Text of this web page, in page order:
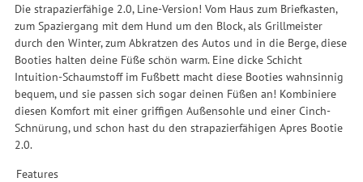
Die strapazierfähige 2.0, Line-Version! Vom Haus zum Briefkasten,
zum Spaziergang mit dem Hund um den Block, als Grillmeister
durch den Winter, zum Abkratzen des Autos und in die Berge, diese
Booties halten deine Füße schön warm. Eine dicke Schicht
Intuition-Schaumstoff im Fußbett macht diese Booties wahnsinnig
bequem, und sie passen sich sogar deinen Füßen an! Kombiniere
diesen Komfort mit einer griffigen Außensohle und einer Cinch-
Schnürung, und schon hast du den strapazierfähigen Apres Bootie
2.0.
Features